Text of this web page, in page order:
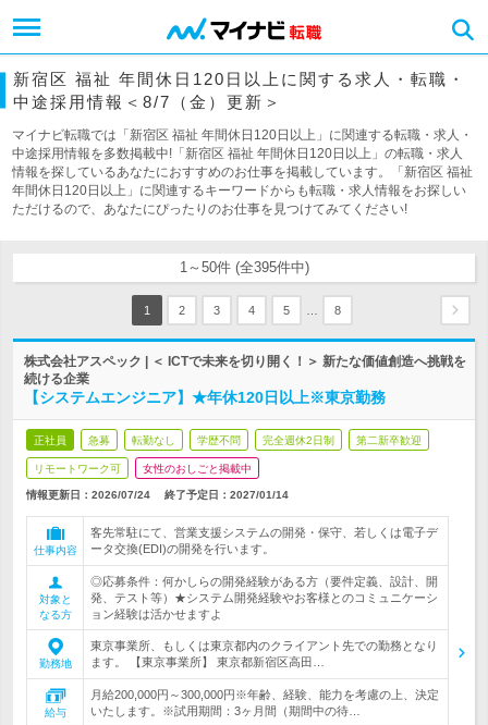
新宿区 福祉 年間休日120日以上に関する求人・転職・
中途採用情報＜8/7（金）更新＞
マイナビ転職では「新宿区 福祉 年間休日120日以上」に関連する転職・求人・
中途採用情報を多数掲載中!「新宿区 福祉 年間休日120日以上」の転職・求人
情報を探しているあなたにおすすめのお仕事を掲載しています。「新宿区 福祉
年間休日120日以上」に関連するキーワードからも転職・求人情報をお探しい
ただけるので、あなたにぴったりのお仕事を見つけてみてください!
1～50件 (全395件中)
1 2 3 4 5 8
株式会社アスペック | ＜ ICTで未来を切り開く！＞ 新たな価値創造へ挑戦を
続ける企業
【システムエンジニア】★年休120日以上※東京勤務
正社員 急募 転勤なし 学歴不問 完全週休2日制 第二新卒歓迎
リモートワーク可 女性のおしごと掲載中
情報更新日：2026/07/24 終了予定日： 2027/01/14
仕事内容
客先常駐にて、営業支援システムの開発・保守、若しくは電子デ
ータ交換(EDI)の開発を行います。
対象と
なる方
◎応募条件：何かしらの開発経験がある方（要件定義、設計、開
発、テスト等）★システム開発経験やお客様とのコミュニケーシ
ョン経験は活かせますよ
勤務地
東京事業所、もしくは東京都内のクライアント先での勤務となり
ます。 【東京事業所】 東京都新宿区高田…
給与
月給200,000円～300,000円※年齢、経験、能力を考慮の上、決定
いたします。※試用期間：3ヶ月間（期間中の待…